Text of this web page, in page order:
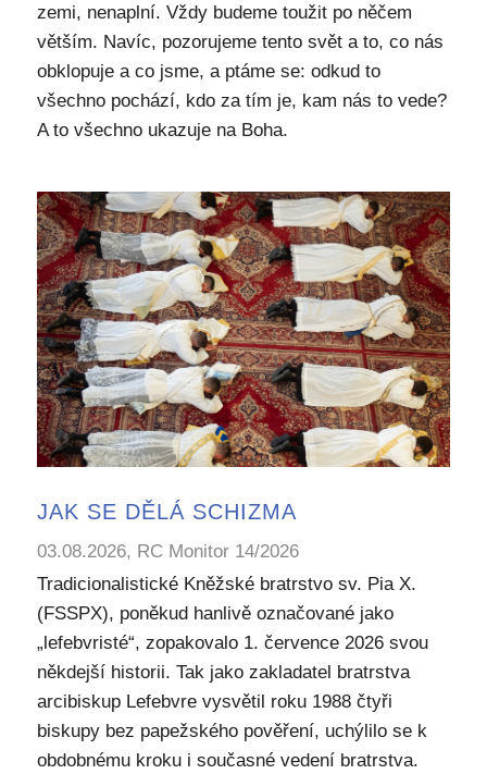
zemi, nenaplní. Vždy budeme toužit po něčem
větším. Navíc, pozorujeme tento svět a to, co nás
obklopuje a co jsme, a ptáme se: odkud to
všechno pochází, kdo za tím je, kam nás to vede?
A to všechno ukazuje na Boha.
JAK SE DĚLÁ SCHIZMA
03.08.2026, RC Monitor 14/2026
Tradicionalistické Kněžské bratrstvo sv. Pia X.
(FSSPX), poněkud hanlivě označované jako
„lefebvristé“, zopakovalo 1. července 2026 svou
někdejší historii. Tak jako zakladatel bratrstva
arcibiskup Lefebvre vysvětil roku 1988 čtyři
biskupy bez papežského pověření, uchýlilo se k
obdobnému kroku i současné vedení bratrstva.